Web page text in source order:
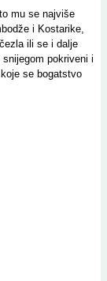
mu se najviše
i Kostarike,
ili se i dalje
pokriveni i
se bogatstvo